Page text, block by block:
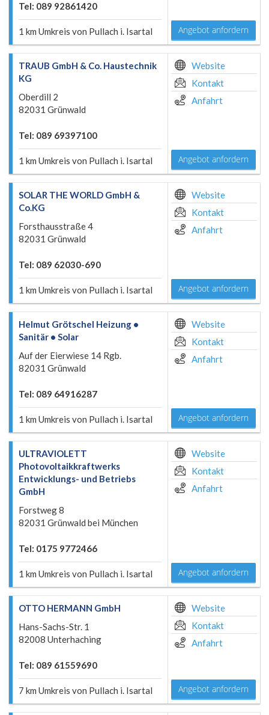
Tel: 089 92861420
1 km Umkreis von Pullach i. Isartal Angebot anfordern
TRAUB GmbH & Co. Haustechnik
KG
Oberdill 2
82031 Grünwald
Tel: 089 69397100
1 km Umkreis von Pullach i. Isartal
Website
Kontakt
Anfahrt
Angebot anfordern
SOLAR THE WORLD GmbH &
Co.KG
Forsthausstraße 4
82031 Grünwald
Tel: 089 62030-690
1 km Umkreis von Pullach i. Isartal
Website
Kontakt
Anfahrt
Angebot anfordern
Helmut Grötschel Heizung •
Sanitär • Solar
Auf der Eierwiese 14 Rgb.
82031 Grünwald
Tel: 089 64916287
1 km Umkreis von Pullach i. Isartal
Website
Kontakt
Anfahrt
Angebot anfordern
ULTRAVIOLETT
Photovoltaikkraftwerks
Entwicklungs- und Betriebs
GmbH
Forstweg 8
82031 Grünwald bei München
Tel: 0175 9772466
1 km Umkreis von Pullach i. Isartal
Website
Kontakt
Anfahrt
Angebot anfordern
OTTO HERMANN GmbH
Hans-Sachs-Str. 1
82008 Unterhaching
Tel: 089 61559690
7 km Umkreis von Pullach i. Isartal
Website
Kontakt
Anfahrt
Angebot anfordern